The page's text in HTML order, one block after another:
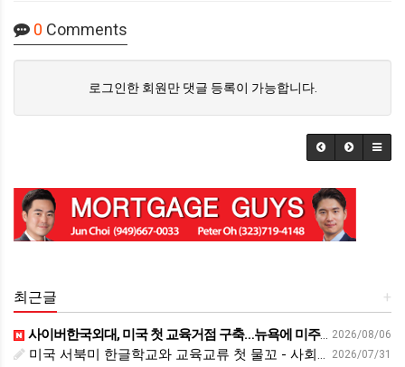
0 Comments
로그인한 회원만 댓글 등록이 가능합니다.
+
최근글
2026/08/06
사이버한국외대, 미국 첫 교육거점 구축…뉴욕에 미주글로벌센터 개소 - 재외동포신문
2026/07/31
미국 서북미 한글학교와 교육교류 첫 물꼬 - 사회적경제뉴스